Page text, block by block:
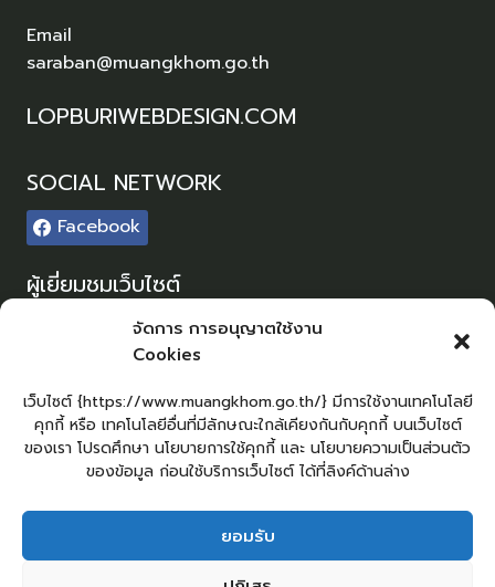
จัดการ การอนุญาตใช้งาน
Cookies
เว็บไซต์ {https://www.muangkhom.go.th/} มีการใช้งานเทคโนโลยี
คุกกี้ หรือ เทคโนโลยีอื่นที่มีลักษณะใกล้เคียงกันกับคุกกี้ บนเว็บไซต์
ของเรา โปรดศึกษา นโยบายการใช้คุกกี้ และ นโยบายความเป็นส่วนตัว
ของข้อมูล ก่อนใช้บริการเว็บไซต์ ได้ที่ลิงค์ด้านล่าง
ยอมรับ
Email
saraban@muangkhom.go.th
LOPBURIWEBDESIGN.COM
SOCIAL NETWORK
Facebook
ผู้เยี่ยมชมเว็บไซต์
0
แผนผังเว็บไซต์
Login
เข้าสู่ระบบ